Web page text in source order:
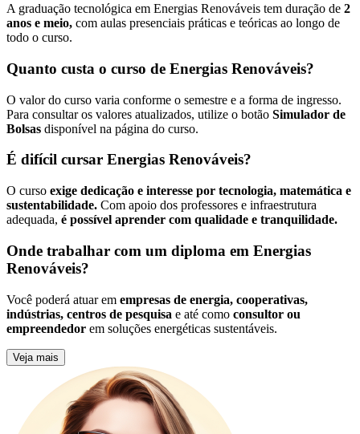
A graduação tecnológica em Energias Renováveis tem duração de 2
anos e meio, com aulas presenciais práticas e teóricas ao longo de
todo o curso.
Quanto custa o curso de Energias Renováveis?
O valor do curso varia conforme o semestre e a forma de ingresso.
Para consultar os valores atualizados, utilize o botão Simulador de
Bolsas disponível na página do curso.
É difícil cursar Energias Renováveis?
O curso exige dedicação e interesse por tecnologia, matemática e
sustentabilidade. Com apoio dos professores e infraestrutura
adequada, é possível aprender com qualidade e tranquilidade.
Onde trabalhar com um diploma em Energias
Renováveis?
Você poderá atuar em empresas de energia, cooperativas,
indústrias, centros de pesquisa e até como consultor ou
empreendedor em soluções energéticas sustentáveis.
Veja mais